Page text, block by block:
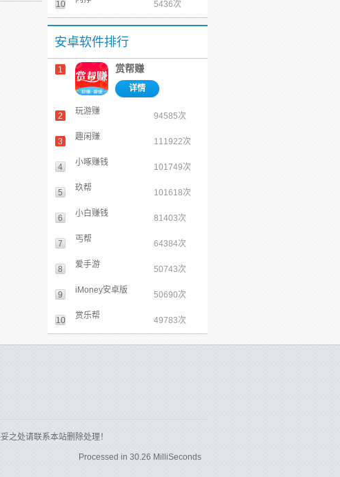
10 5436次
安卓软件排行
1 赏帮赚
详情
2 玩游赚 94585次
3 趣闲赚 111922次
4 小啄赚钱 101749次
5 玖帮 101618次
6 小白赚钱 81403次
7 丐帮 64384次
8 爱手游 50743次
9 iMoney安卓版 50690次
10 赏乐帮 49783次
之处请联系本站删除处理！
Processed in 30.26 MilliSeconds